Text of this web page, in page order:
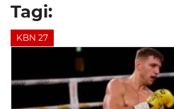
Tagi:
KBN 27